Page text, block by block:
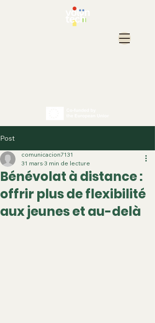
Post
Bénévolat à distance :
offrir plus de flexibilité
aux jeunes et au-delà
comunicacion7131
31 mars 3 min de lecture